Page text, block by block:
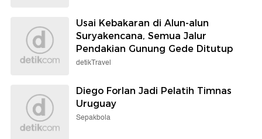
Usai Kebakaran di Alun-alun
Suryakencana, Semua Jalur
Pendakian Gunung Gede Ditutup
detikTravel
Diego Forlan Jadi Pelatih Timnas
Uruguay
Sepakbola